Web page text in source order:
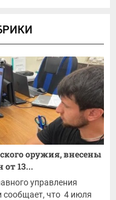
оружия, внесены
13...
управления
сообщает, что 4 июля